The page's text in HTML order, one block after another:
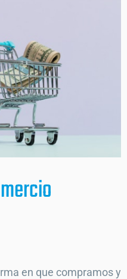
en que compramos y